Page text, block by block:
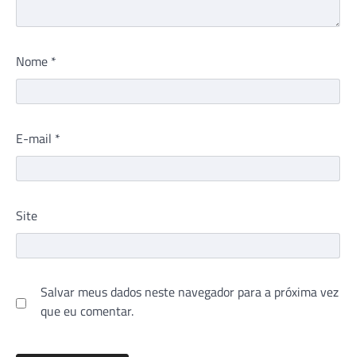
Nome *
E-mail *
Site
Salvar meus dados neste navegador para a próxima vez
que eu comentar.